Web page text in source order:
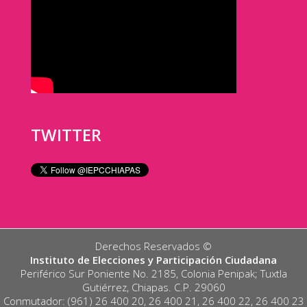
TWITTER
Derechos Reservados ©️
Instituto de Elecciones y Participación Ciudadana
Periférico Sur Poniente No. 2185, Colonia Penipak; Tuxtla
Gutiérrez, Chiapas. C.P. 29060
Conmutador: (961) 26 400 20, 26 400 21, 26 400 22, 26 400 23